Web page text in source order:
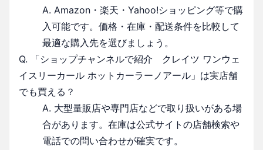
A. Amazon・楽天・Yahoo!ショッピング等で購
入可能です。価格・在庫・配送条件を比較して
最適な購入先を選びましょう。
Q. 「ショップチャンネルで紹介 クレイツ ワンウェ
イスリーカール ホットカーラーノアール」は実店舗
でも買える？
A. 大型量販店や専門店などで取り扱いがある場
合があります。在庫は公式サイトの店舗検索や
電話での問い合わせが確実です。